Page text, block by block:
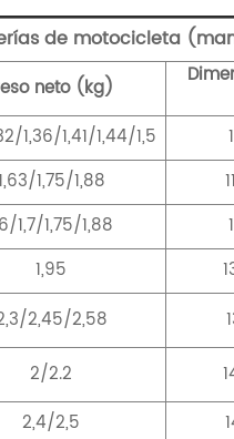
de motocicleta
neto (kg)
1,36/1,41/1,44/1,5
1,75/1,88
1,7/1,75/1,88
1,95
2,45/2,58
2/2.2
2,4/2,5